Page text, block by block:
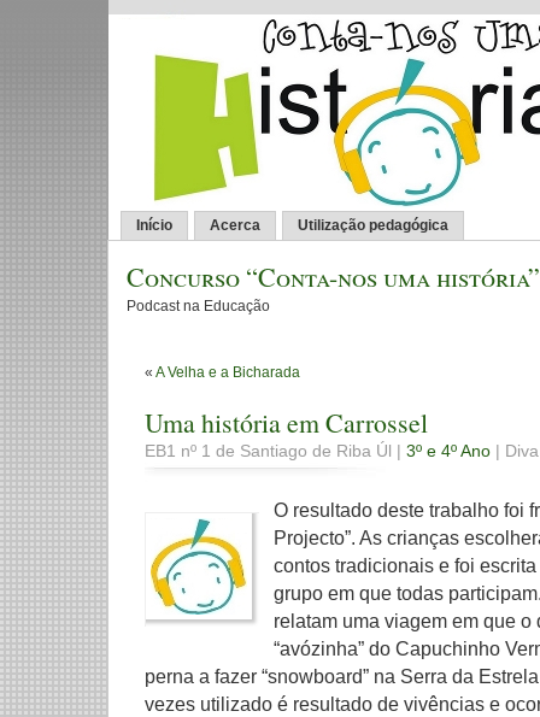
Início Acerca Utilização pedagógica
Concurso “Conta-nos uma história”
Podcast na Educação
« A Velha e a Bicharada
Uma história em Carrossel
EB1 nº 1 de Santiago de Riba Úl | 3º e 4º Ano |
O resultado deste trabalho foi
Projecto”. As crianças
contos tradicionais e foi
grupo em que todas
relatam uma viagem em que o
“avózinha” do Capuchinho
perna a fazer “snowboard” na Serra da
vezes utilizado é resultado de vivências e